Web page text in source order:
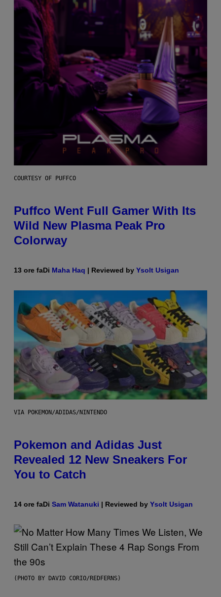
COURTESY OF PUFFCO
Puffco Went Full Gamer With Its
Wild New Plasma Peak Pro
Colorway
13 ore faDi Maha Haq | Reviewed by Ysolt Usigan
VIA POKEMON/ADIDAS/NINTENDO
Pokemon and Adidas Just
Revealed 12 New Sneakers For
You to Catch
14 ore faDi Sam Watanuki | Reviewed by Ysolt Usigan
(PHOTO BY DAVID CORIO/REDFERNS)